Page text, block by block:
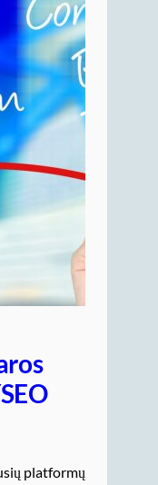
platformų